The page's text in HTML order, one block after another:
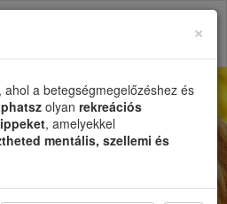
×
a betegségmegelőzéshez és
olyan rekreációs
, amelyekkel
mentális, szellemi és